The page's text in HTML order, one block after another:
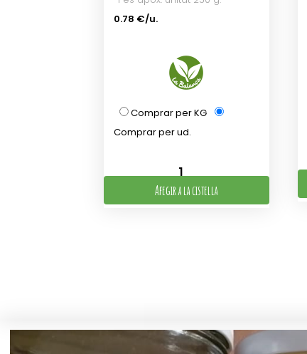
0.78 €/u.
Comprar per KG
Comprar per ud.
Afegir a la cistella